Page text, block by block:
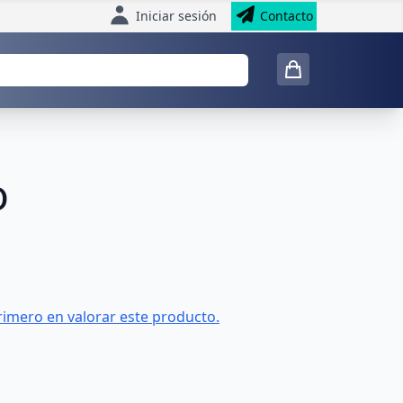
Iniciar sesión Contacto
en valorar este producto.